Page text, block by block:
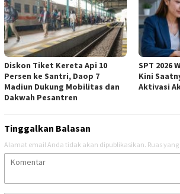
Diskon Tiket Kereta Api 10
Persen ke Santri, Daop 7
Madiun Dukung Mobilitas dan
Dakwah Pesantren
SPT 2026
Kini
Aktivasi
Tinggalkan Balasan
Alamat email Anda tidak akan dipublikasikan. Ruas